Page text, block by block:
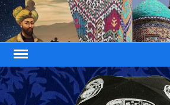
Skip
to
content